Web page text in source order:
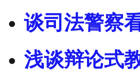
谈司法警察
浅谈辩论式